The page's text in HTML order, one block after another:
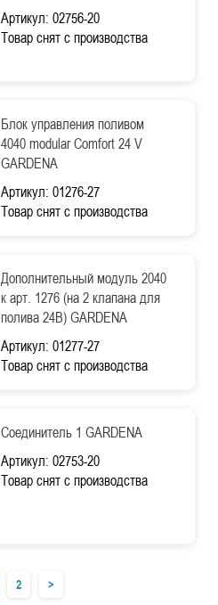
Артикул: 02756-20
Товар снят с производства
Блок управления поливом
4040 modular Comfort 24 V
GARDENA
Артикул: 01276-27
Товар снят с производства
Дополнительный модуль 2040
к арт. 1276 (на 2 клапана для
полива 24В) GARDENA
Артикул: 01277-27
Товар снят с производства
Соединитель 1 GARDENA
Артикул: 02753-20
Товар снят с производства
2 >